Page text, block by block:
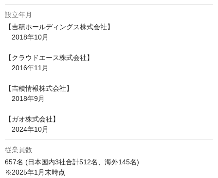
設立年月
【吉積ホールディングス株式会社】
2018年10月
【クラウドエース株式会社】
2016年11月
【吉積情報株式会社】
2018年9月
【ガオ株式会社】
2024年10月
従業員数
657名 (日本国内3社合計512名、海外145名)
※2025年1月末時点